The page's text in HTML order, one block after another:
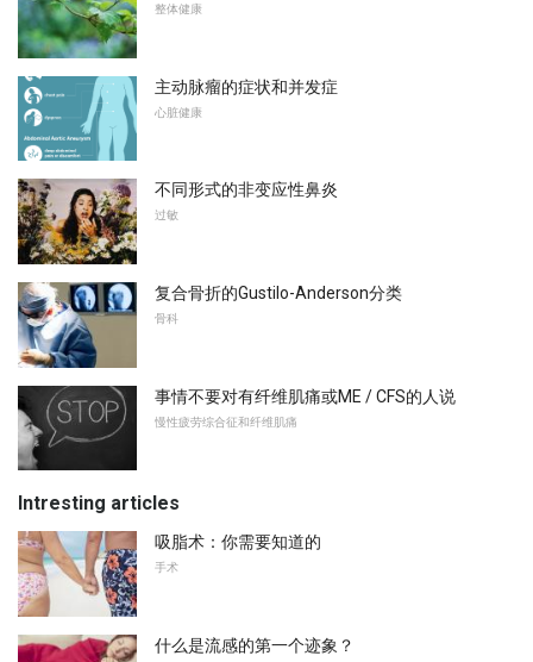
整体健康
主动脉瘤的症状和并发症
心脏健康
不同形式的非变应性鼻炎
过敏
复合骨折的Gustilo-Anderson分类
骨科
事情不要对有纤维肌痛或ME / CFS的人说
慢性疲劳综合征和纤维肌痛
Intresting articles
吸脂术：你需要知道的
手术
什么是流感的第一个迹象？